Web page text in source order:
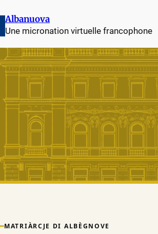
Albanuova
Une micronation virtuelle francophone
MATRIÀRCJE DI ALBÈGNOVE